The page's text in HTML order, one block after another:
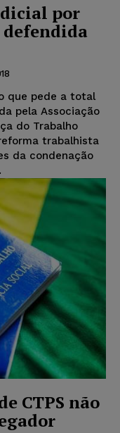
por
defendida
que pede a total
pela Associação
do Trabalho
trabalhista
da condenação
CTPS não